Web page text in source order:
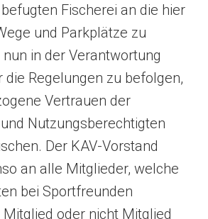
Fischerei an die hier
und Parkplätze zu
in der Verantwortung
Regelungen zu befolgen,
Vertrauen der
Nutzungsberechtigten
Der KAV-Vorstand
an alle Mitglieder, welche
bei Sportfreunden
oder nicht Mitglied